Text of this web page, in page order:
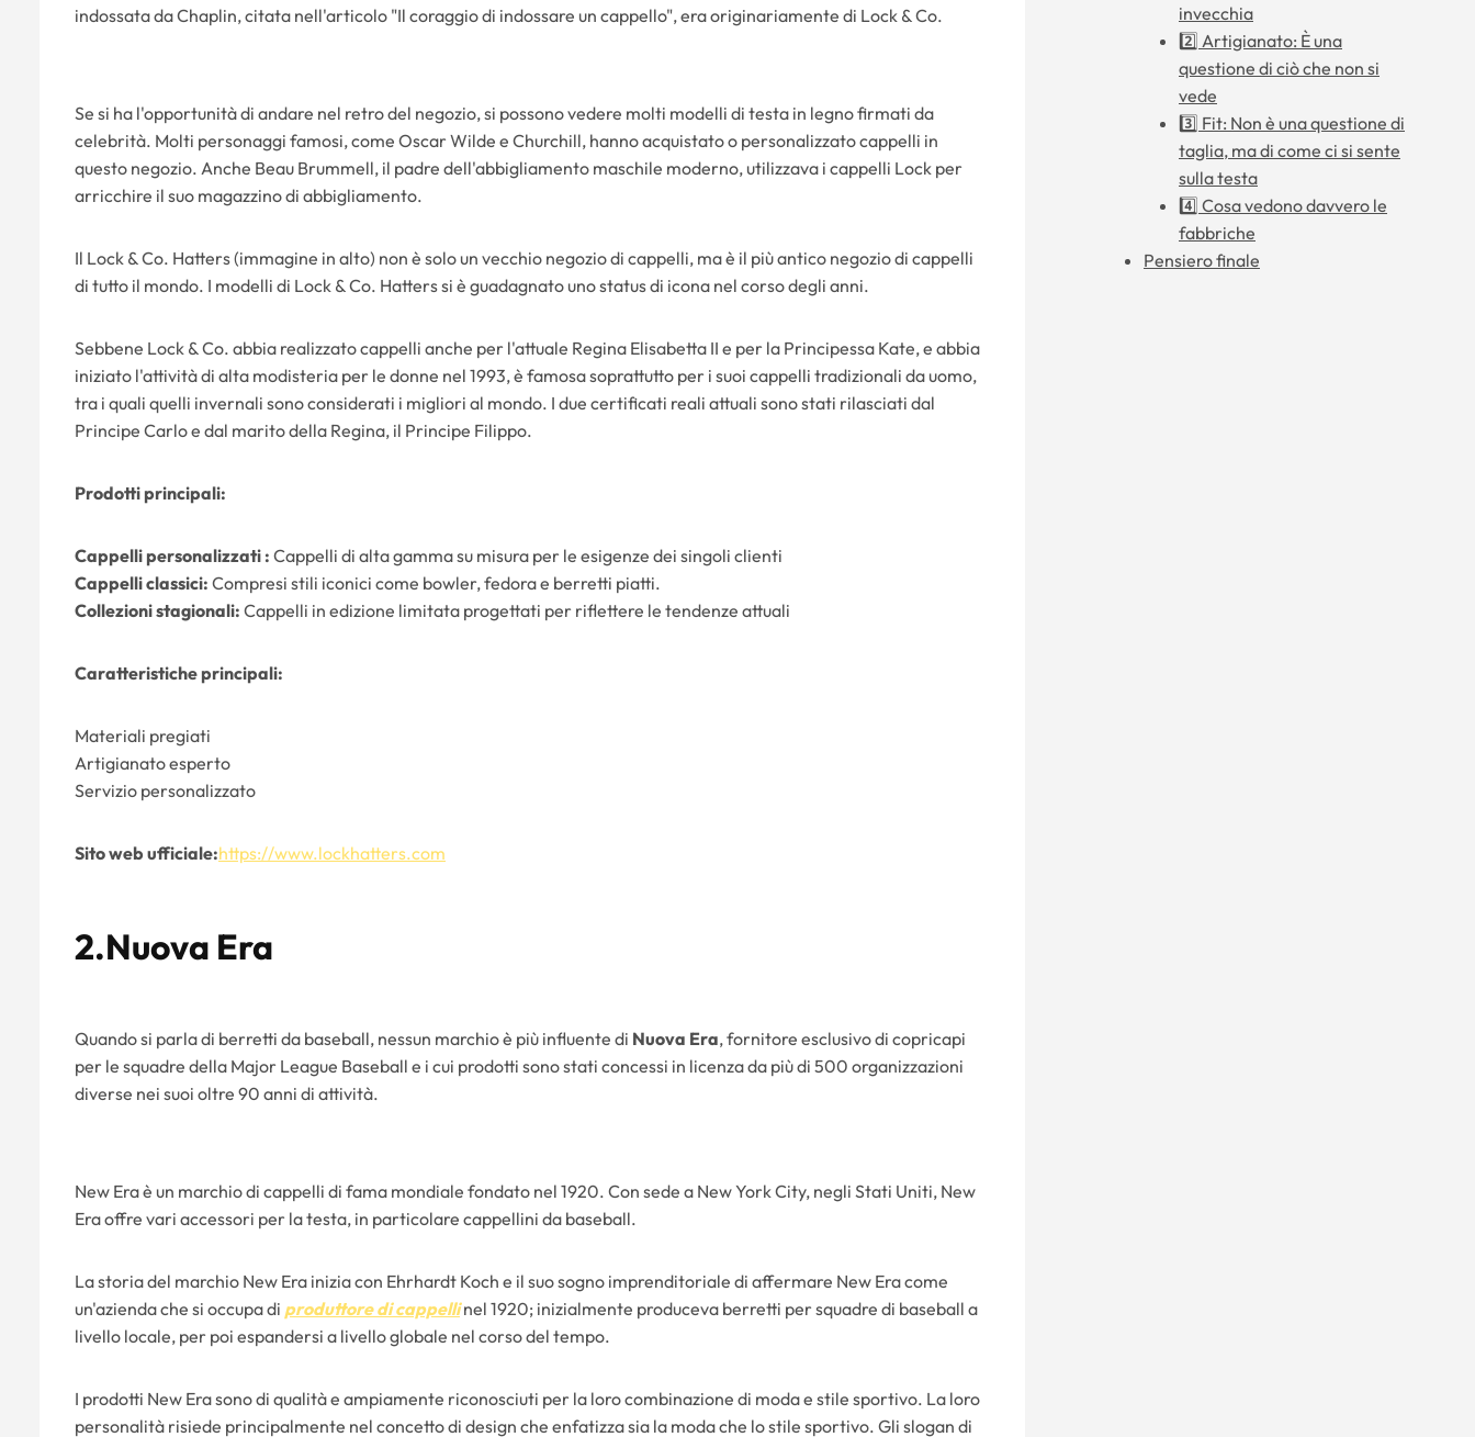
indossata da Chaplin, citata nell'articolo "Il coraggio di indossare un cappello", era originariamente di Lock & Co.
Se si ha l'opportunità di andare nel retro del negozio, si possono vedere molti modelli di testa in legno firmati da
celebrità. Molti personaggi famosi, come Oscar Wilde e Churchill, hanno acquistato o personalizzato cappelli in
questo negozio. Anche Beau Brummell, il padre dell'abbigliamento maschile moderno, utilizzava i cappelli Lock per
arricchire il suo magazzino di abbigliamento.
Il Lock & Co. Hatters (immagine in alto) non è solo un vecchio negozio di cappelli, ma è il più antico negozio di cappelli
di tutto il mondo. I modelli di Lock & Co. Hatters si è guadagnato uno status di icona nel corso degli anni.
Sebbene Lock & Co. abbia realizzato cappelli anche per l'attuale Regina Elisabetta II e per la Principessa Kate, e abbia
iniziato l'attività di alta modisteria per le donne nel 1993, è famosa soprattutto per i suoi cappelli tradizionali da uomo,
tra i quali quelli invernali sono considerati i migliori al mondo. I due certificati reali attuali sono stati rilasciati dal
Principe Carlo e dal marito della Regina, il Principe Filippo.
Prodotti principali:
Cappelli personalizzati : Cappelli di alta gamma su misura per le esigenze dei singoli clienti
Cappelli classici: Compresi stili iconici come bowler, fedora e berretti piatti.
Collezioni stagionali: Cappelli in edizione limitata progettati per riflettere le tendenze attuali
Caratteristiche principali:
Materiali pregiati
Artigianato esperto
Servizio personalizzato
Sito web ufficiale:https://www.lockhatters.com
2.Nuova Era
Quando si parla di berretti da baseball, nessun marchio è più influente di Nuova Era, fornitore esclusivo di copricapi
per le squadre della Major League Baseball e i cui prodotti sono stati concessi in licenza da più di 500 organizzazioni
diverse nei suoi oltre 90 anni di attività.
New Era è un marchio di cappelli di fama mondiale fondato nel 1920. Con sede a New York City, negli Stati Uniti, New
Era offre vari accessori per la testa, in particolare cappellini da baseball.
La storia del marchio New Era inizia con Ehrhardt Koch e il suo sogno imprenditoriale di affermare New Era come
un'azienda che si occupa di produttore di cappellinel 1920; inizialmente produceva berretti per squadre di baseball a
livello locale, per poi espandersi a livello globale nel corso del tempo.
I prodotti New Era sono di qualità e ampiamente riconosciuti per la loro combinazione di moda e stile sportivo. La loro
personalità risiede principalmente nel concetto di design che enfatizza sia la moda che lo stile sportivo. Gli slogan di
invecchia
2️⃣ Artigianato: È una
questione di ciò che non si
vede
3️⃣ Fit: Non è una questione di
taglia, ma di come ci si sente
sulla testa
4️⃣ Cosa vedono davvero le
fabbriche
Pensiero finale